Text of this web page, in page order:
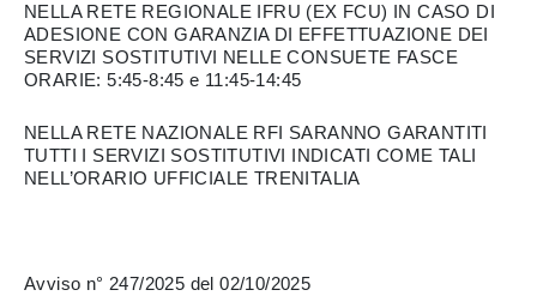
NELLA RETE REGIONALE IFRU (EX FCU) IN CASO DI
ADESIONE CON GARANZIA DI EFFETTUAZIONE DEI
SERVIZI SOSTITUTIVI NELLE CONSUETE FASCE
ORARIE: 5:45-8:45 e 11:45-14:45
NELLA RETE NAZIONALE RFI SARANNO GARANTITI
TUTTI I SERVIZI SOSTITUTIVI INDICATI COME TALI
NELL’ORARIO UFFICIALE TRENITALIA
Avviso n° 247/2025 del 02/10/2025